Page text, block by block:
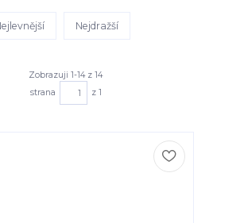
Nejdražší
Zobrazuji 1-14 z 14
strana
z 1